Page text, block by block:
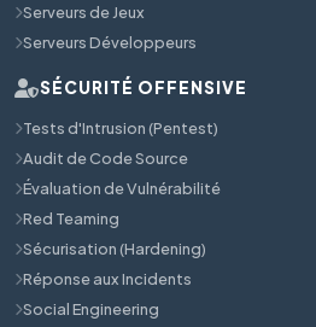
Serveurs de Jeux
Serveurs Développeurs
SÉCURITÉ OFFENSIVE
Tests d'Intrusion (Pentest)
Audit de Code Source
Évaluation de Vulnérabilité
Red Teaming
Sécurisation (Hardening)
Réponse aux Incidents
Social Engineering